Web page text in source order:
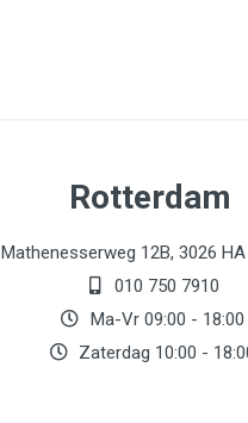
Rotterdam
Mathenesserweg 12B, 3026
010 750 7910
Ma-Vr 09:00 - 18:00
Zaterdag 10:00 -